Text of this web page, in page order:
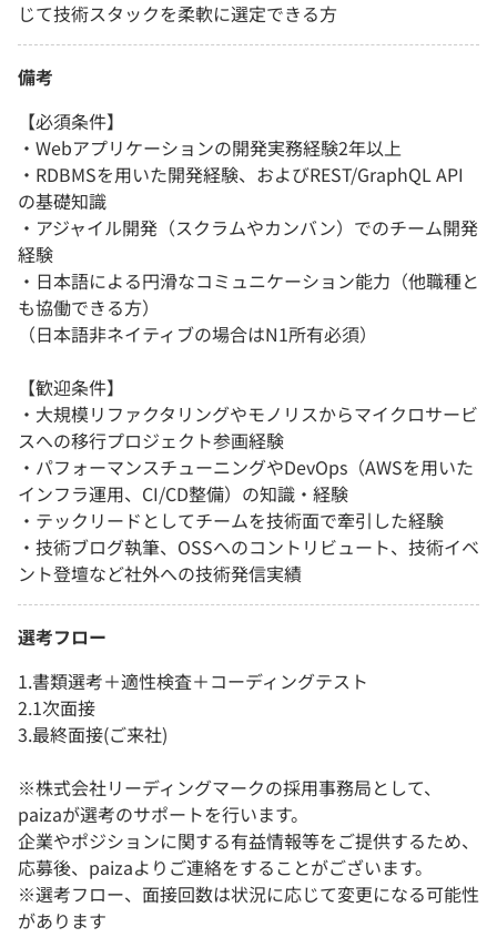
じて技術スタックを柔軟に選定できる方
備考
【必須条件】
・Webアプリケーションの開発実務経験2年以上
・RDBMSを用いた開発経験、およびREST/GraphQL API
の基礎知識
・アジャイル開発（スクラムやカンバン）でのチーム開発
経験
・日本語による円滑なコミュニケーション能力（他職種と
も協働できる方）
（日本語非ネイティブの場合はN1所有必須）
【歓迎条件】
・大規模リファクタリングやモノリスからマイクロサービ
スへの移行プロジェクト参画経験
・パフォーマンスチューニングやDevOps（AWSを用いた
インフラ運用、CI/CD整備）の知識・経験
・テックリードとしてチームを技術面で牽引した経験
・技術ブログ執筆、OSSへのコントリビュート、技術イベ
ント登壇など社外への技術発信実績
選考フロー
1.書類選考＋適性検査＋コーディングテスト
2.1次面接
3.最終面接(ご来社)
※株式会社リーディングマークの採用事務局として、
paizaが選考のサポートを行います。
企業やポジションに関する有益情報等をご提供するため、
応募後、paizaよりご連絡をすることがございます。
※選考フロー、面接回数は状況に応じて変更になる可能性
があります